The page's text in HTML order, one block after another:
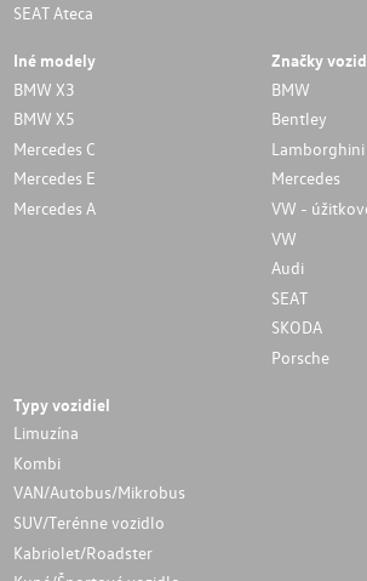
SEAT Ateca
Iné modely
BMW X3
BMW X5
Mercedes C
Mercedes E
Mercedes A
Značky
BMW
Bentley
Lamborghini
Mercedes
VW -
VW
Audi
SEAT
SKODA
Porsche
Typy vozidiel
Limuzína
Kombi
VAN/Autobus/Mikrobus
SUV/Terénne vozidlo
Kabriolet/Roadster